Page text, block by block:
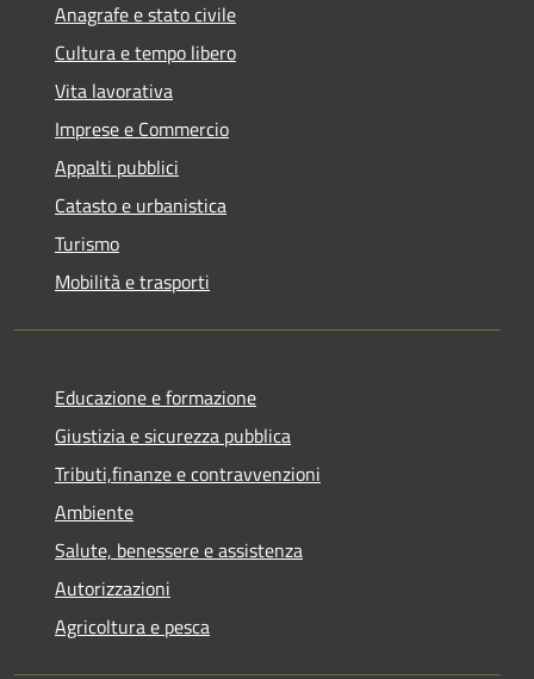
Anagrafe e stato civile
Cultura e tempo libero
Vita lavorativa
Imprese e Commercio
Appalti pubblici
Catasto e urbanistica
Turismo
Mobilità e trasporti
Educazione e formazione
Giustizia e sicurezza pubblica
Tributi,finanze e contravvenzioni
Ambiente
Salute, benessere e assistenza
Autorizzazioni
Agricoltura e pesca